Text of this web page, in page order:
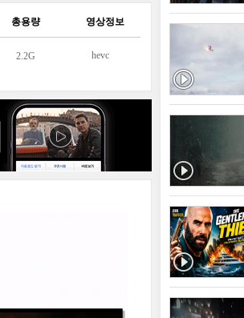
총용량 영상정보
2.2G hevc